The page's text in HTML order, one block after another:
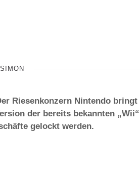
SIMON
Riesenkonzern Nintendo bringt
der bereits bekannten
gelockt werden.